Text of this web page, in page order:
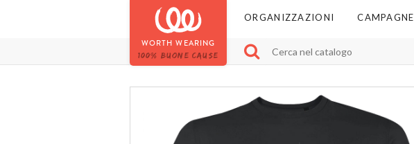
WORTH WEARING
100% BUONE CAUSE
ORGANIZZAZIONI CAMPAGNE